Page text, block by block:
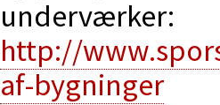
underværker:
http://
af-bygninger